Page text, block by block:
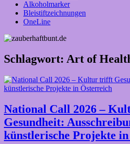
Alkoholmarker
Bleistiftzeichnungen
OneLine
Schlagwort: Art of
National Call 2026 –
Gesundheit:
künstlerische Projekte